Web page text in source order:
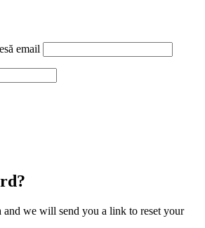
email
and we will send you a link to reset your